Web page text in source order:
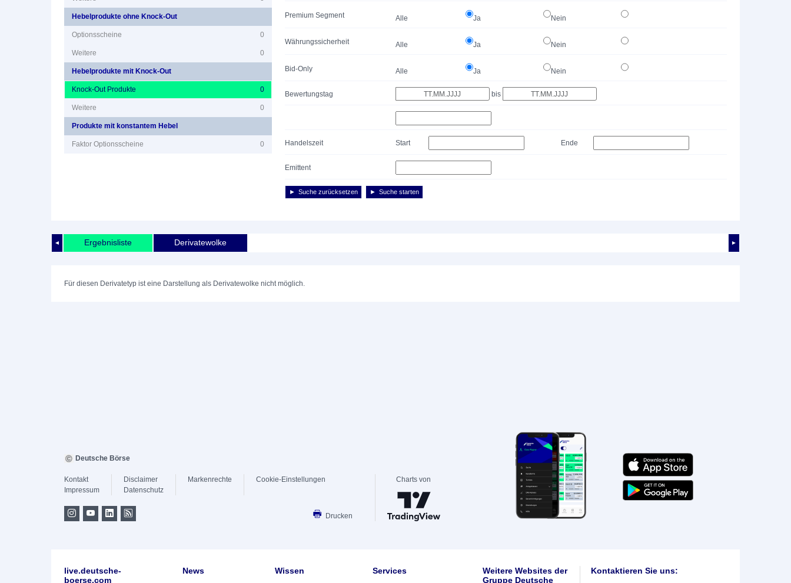
Hebelprodukte ohne Knock-Out
Optionsscheine 0
Weitere 0
Hebelprodukte mit Knock-Out
Knock-Out Produkte 0
Weitere 0
Produkte mit konstantem Hebel
Faktor Optionsscheine 0
Premium Segment Alle Ja Nein
Währungssicherheit Alle Ja Nein
Bid-Only Alle Ja Nein
Bewertungstag bis
Handelszeit Start Ende
Emittent
Suche zurücksetzen Suche starten
◄ ►
Ergebnisliste Derivatewolke
Für diesen Derivatetyp ist eine Darstellung als Derivatewolke nicht möglich.
Deutsche Börse
Kontakt
Impressum
Disclaimer
Datenschutz
Markenrechte Cookie-Einstellungen
Drucken
Charts von
live.deutsche-
boerse.com
News Wissen Services
Weitere Websites der
Gruppe Deutsche
Kontaktieren Sie uns: